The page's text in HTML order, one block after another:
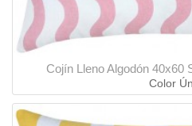
Cojín Lleno Algodón 40x60
Color